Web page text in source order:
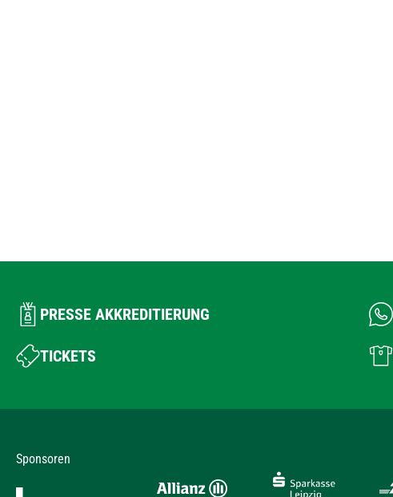
PRESSE AKKREDITIERUNG
TICKETS
Sponsoren